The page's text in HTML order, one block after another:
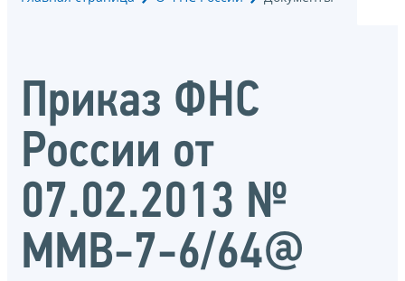
Приказ ФНС
России от
07.02.2013 №
ММВ-7-6/64@